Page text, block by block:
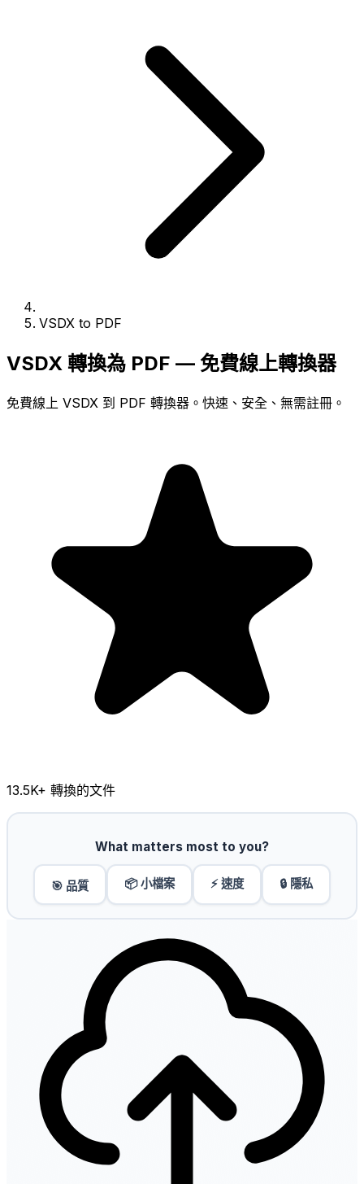
VSDX to PDF
VSDX 轉換為 PDF — 免費線上轉換器
免費線上 VSDX 到 PDF 轉換器。快速、安全、無需註冊。
13.5K+ 轉換的文件
What matters most to you?
🎯 品質 📦 小檔案 ⚡ 速度 🔒 隱私